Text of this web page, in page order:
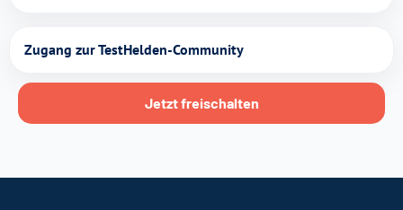
Zugang zur TestHelden-Community
Jetzt freischalten